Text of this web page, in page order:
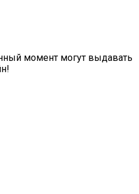
момент могут выдавать